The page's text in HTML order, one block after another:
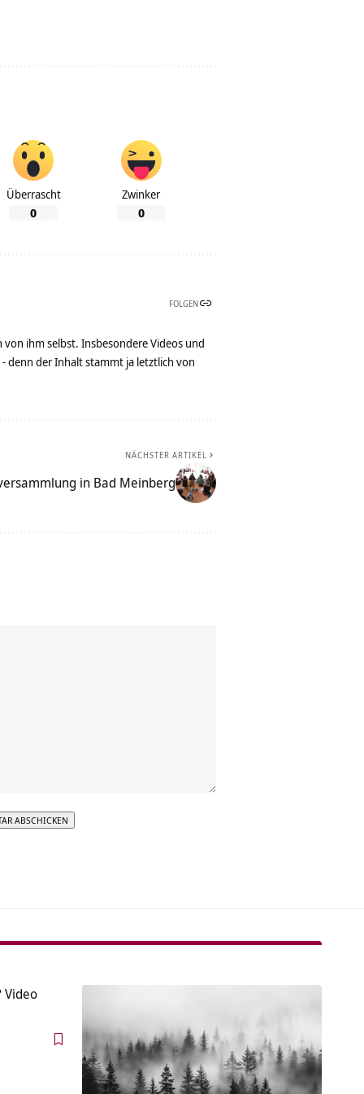
Überrascht
0
Zwinker
0
FOLGEN
ihm selbst. Insbesondere Videos und
denn der Inhalt stammt ja letztlich von
NÄCHSTER ARTIKEL
in Bad Meinberg
Video